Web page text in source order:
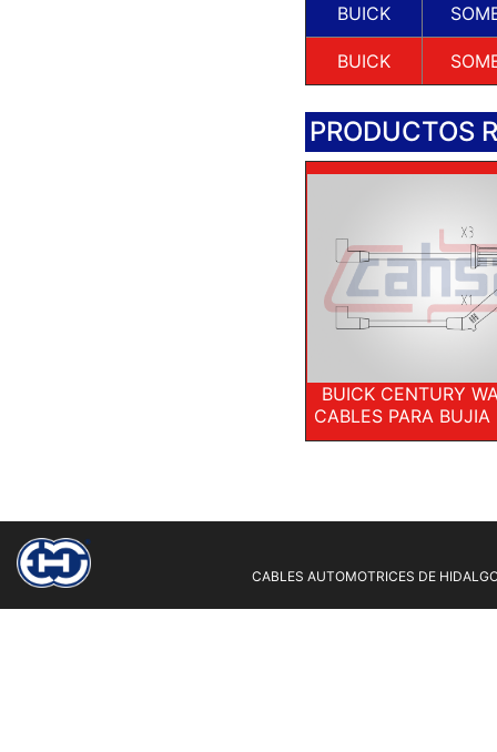
BUICK
BUICK
PRODUCTOS
BUICK CENTURY
CABLES PARA BUJIA
CABLES AUTOMOTRICES DE